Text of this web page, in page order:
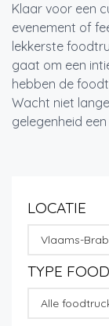
Klaar voor een
evenement of
lekkerste
gaat om een
hebben de
Wacht niet
gelegenheid
LOCATIE
Vlaams-
TYPE
Alle